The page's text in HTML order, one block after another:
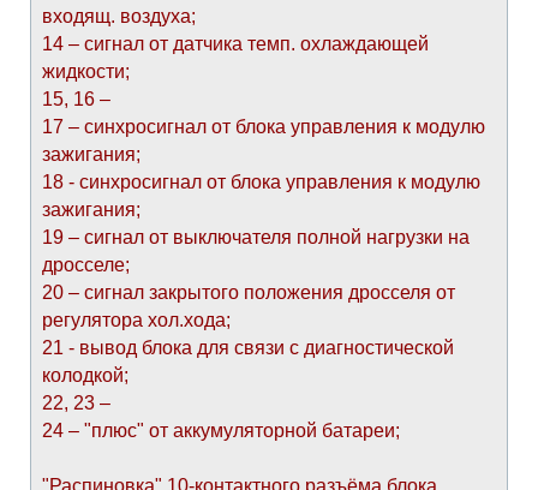
входящ. воздуха;
14 – сигнал от датчика темп. охлаждающей
жидкости;
15, 16 –
17 – синхросигнал от блока управления к модулю
зажигания;
18 - синхросигнал от блока управления к модулю
зажигания;
19 – сигнал от выключателя полной нагрузки на
дросселе;
20 – сигнал закрытого положения дросселя от
регулятора хол.хода;
21 - вывод блока для связи с диагностической
колодкой;
22, 23 –
24 – "плюс" от аккумуляторной батареи;
"Распиновка" 10-контактного разъёма блока